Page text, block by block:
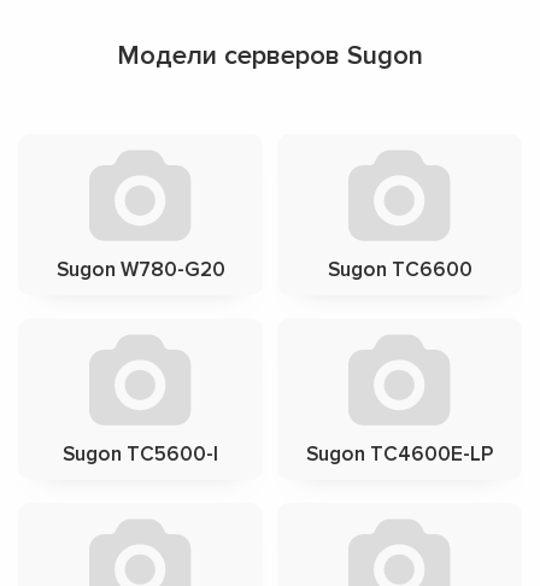
Модели серверов Sugon
Sugon W780-G20 Sugon TC6600
Sugon TC5600-I Sugon TC4600E-LP